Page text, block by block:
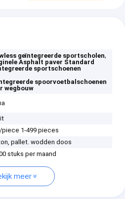
geïntegreerde sportscholen,
Asphalt paver Standard
sportschoenen
spoorvoetbalschoenen
wegbouw
piece 1-499 pieces
pallet. wodden doos
stuks per maand
meer